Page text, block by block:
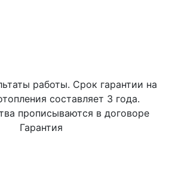
работы. Срок гарантии на
составляет 3 года.
прописываются в договоре
Гарантия